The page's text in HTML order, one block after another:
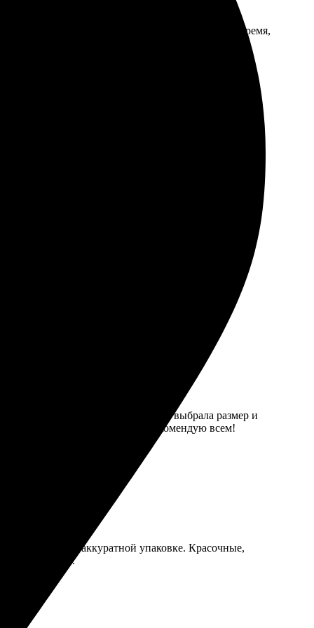
Качество на высоте, цвета яркие. Доставка вовремя,
Выбор шаблонов впечатлил, процесс понятный.
загрузила фотографии на сайте, выбрала размер и
есть доставка. Однозначно рекомендую всем!
быстро и в аккуратной упаковке. Красочные,